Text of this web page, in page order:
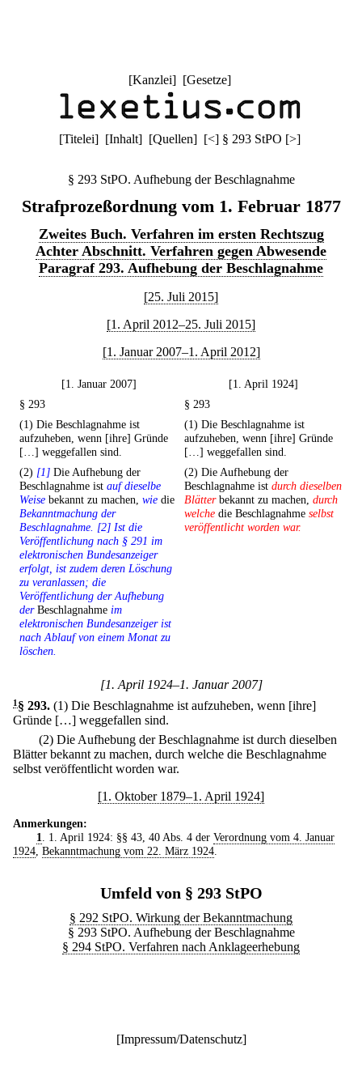
[Kanzlei] [Gesetze]
[Titelei] [Inhalt] [Quellen] [<] § 293 StPO [>]
§ 293 StPO. Aufhebung der Beschlagnahme
Strafprozeßordnung vom 1. Februar 1877
Zweites Buch. Verfahren im ersten Rechtszug
Achter Abschnitt. Verfahren gegen Abwesende
Paragraf 293. Aufhebung der Beschlagnahme
[25. Juli 2015]
[1. April 2012–25. Juli 2015]
[1. Januar 2007–1. April 2012]
[1. Januar 2007]
[1. April 1924]
§ 293
§ 293
(1) Die Beschlagnahme ist
aufzuheben, wenn [ihre] Gründe
[…] weggefallen sind.
(1) Die Beschlagnahme ist
aufzuheben, wenn [ihre] Gründe
[…] weggefallen sind.
(2) [1] Die Aufhebung der
Beschlagnahme ist auf dieselbe
Weise bekannt zu machen, wie die
Bekanntmachung der
Beschlagnahme. [2] Ist die
Veröffentlichung nach § 291 im
elektronischen Bundesanzeiger
erfolgt, ist zudem deren Löschung
zu veranlassen; die
Veröffentlichung der Aufhebung
derBeschlagnahme im
elektronischen Bundesanzeiger ist
nach Ablauf von einem Monat zu
löschen.
(2) Die Aufhebung der
Beschlagnahme ist durch dieselben
Blätterbekannt zu machen, durch
welche die Beschlagnahme selbst
veröffentlicht worden war.
[1. April 1924–1. Januar 2007]
1§ 293. (1) Die Beschlagnahme ist aufzuheben, wenn [ihre]
Gründe […] weggefallen sind.
(2) Die Aufhebung der Beschlagnahme ist durch dieselben
Blätter bekannt zu machen, durch welche die Beschlagnahme
selbst veröffentlicht worden war.
[1. Oktober 1879–1. April 1924]
Anmerkungen:
1
. 1. April 1924: §§ 43, 40 Abs. 4 der Verordnung vom 4. Januar
1924 Bekanntmachung vom 22. März 1924
Umfeld von § 293 StPO
§ 292 StPO. Wirkung der Bekanntmachung
§ 293 StPO. Aufhebung der Beschlagnahme
§ 294 StPO. Verfahren nach Anklageerhebung
[Impressum/Datenschutz]